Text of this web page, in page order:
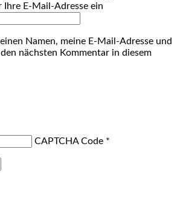
Ihre E-Mail-Adresse ein
Namen, meine E-Mail-Adresse und
nächsten Kommentar in diesem
CAPTCHA Code *